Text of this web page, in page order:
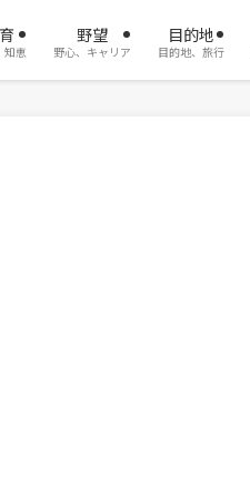
知恵
野望
野心、キャリア
目的地
目的地、旅行